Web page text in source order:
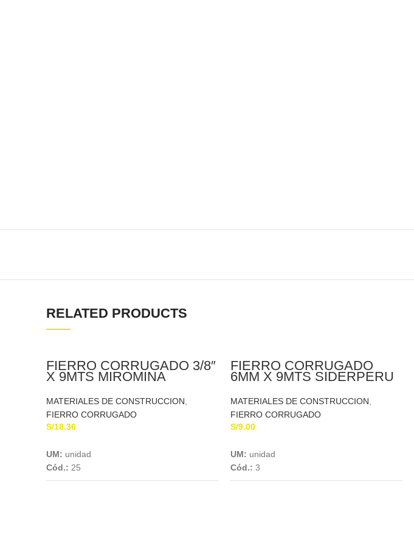
RELATED PRODUCTS
FIERRO CORRUGADO 3/8″
X 9MTS MIROMINA
MATERIALES DE CONSTRUCCION
FIERRO CORRUGADO
S/18.36
UM: unidad
Cód.: 25
FIERRO CORRUGADO
6MM X 9MTS SIDERPERU
MATERIALES DE CONSTRUCCION
FIERRO CORRUGADO
S/9.00
UM: unidad
Cód.: 3